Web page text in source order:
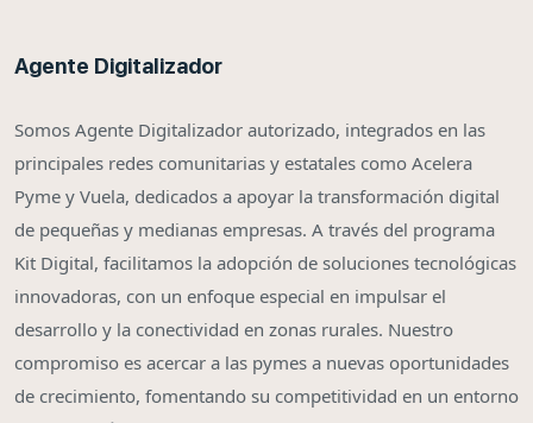
Agente Digitalizador
Somos Agente Digitalizador autorizado, integrados en las
principales redes comunitarias y estatales como Acelera
Pyme y Vuela, dedicados a apoyar la transformación digital
de pequeñas y medianas empresas. A través del programa
Kit Digital, facilitamos la adopción de soluciones tecnológicas
innovadoras, con un enfoque especial en impulsar el
desarrollo y la conectividad en zonas rurales. Nuestro
compromiso es acercar a las pymes a nuevas oportunidades
de crecimiento, fomentando su competitividad en un entorno